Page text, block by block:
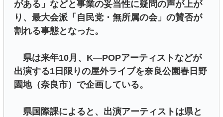
がある」などと事業の妥当性に疑問の声が上が
り、最大会派「自民党・無所属の会」の賛否が
割れる事態となった。
県は来年10月、K―POPアーティストなどが
出演する1日限りの屋外ライブを奈良公園春日野
園地（奈良市）で企画している。
県国際課によると、出演アーティストは県と